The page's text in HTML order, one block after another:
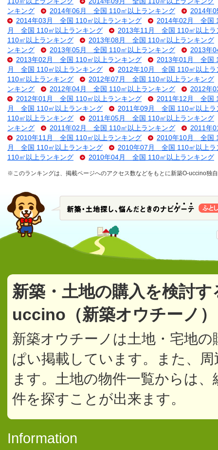
ンキング
2014年06月 全国 110㎡以上ランキング
2014年
2014年03月 全国 110㎡以上ランキング
2014年02月 全国
月 全国 110㎡以上ランキング
2013年11月 全国 110㎡以上ラ
110㎡以上ランキング
2013年08月 全国 110㎡以上ランキング
ンキング
2013年05月 全国 110㎡以上ランキング
2013年
2013年02月 全国 110㎡以上ランキング
2013年01月 全国
月 全国 110㎡以上ランキング
2012年10月 全国 110㎡以上ラ
110㎡以上ランキング
2012年07月 全国 110㎡以上ランキング
ンキング
2012年04月 全国 110㎡以上ランキング
2012年
2012年01月 全国 110㎡以上ランキング
2011年12月 全国
月 全国 110㎡以上ランキング
2011年09月 全国 110㎡以上ラ
110㎡以上ランキング
2011年05月 全国 110㎡以上ランキング
ンキング
2011年02月 全国 110㎡以上ランキング
2011年
2010年11月 全国 110㎡以上ランキング
2010年10月 全国
月 全国 110㎡以上ランキング
2010年07月 全国 110㎡以上ラ
110㎡以上ランキング
2010年04月 全国 110㎡以上ランキング
※このランキングは、掲載ページへのアクセス数などをもとに新築O-uccino独
新築・土地の購入を検討
uccino（新築オウチーノ
新築オウチーノは土地・宅地
ぱい掲載しています。また、
ます。土地の物件一覧からは
件を探すことが出来ます。
Information